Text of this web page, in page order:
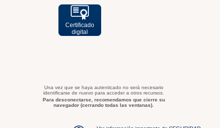
Certificado
digital
Una vez que se haya autenticado no será necesario
identificarse de nuevo para acceder a otros recursos.
Para desconectarse, recomendamos que cierre su
navegador (cerrando todas las ventanas).